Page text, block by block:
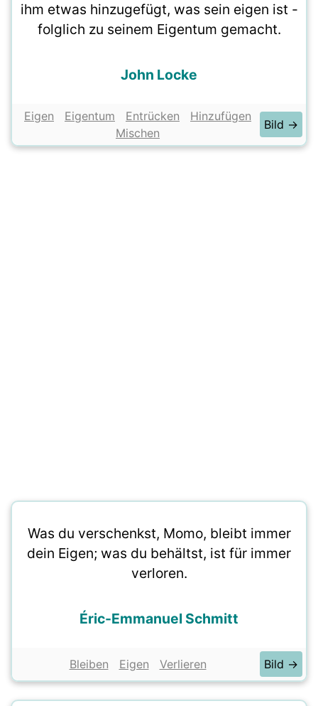
ihm etwas hinzugefügt, was sein eigen ist -
folglich zu seinem Eigentum gemacht.
John Locke
Eigen Eigentum Entrücken
Hinzufügen
Mischen
Bild →
Was du verschenkst, Momo, bleibt immer
dein Eigen; was du behältst, ist für immer
verloren.
Éric-Emmanuel Schmitt
Bleiben Eigen Verlieren Bild →